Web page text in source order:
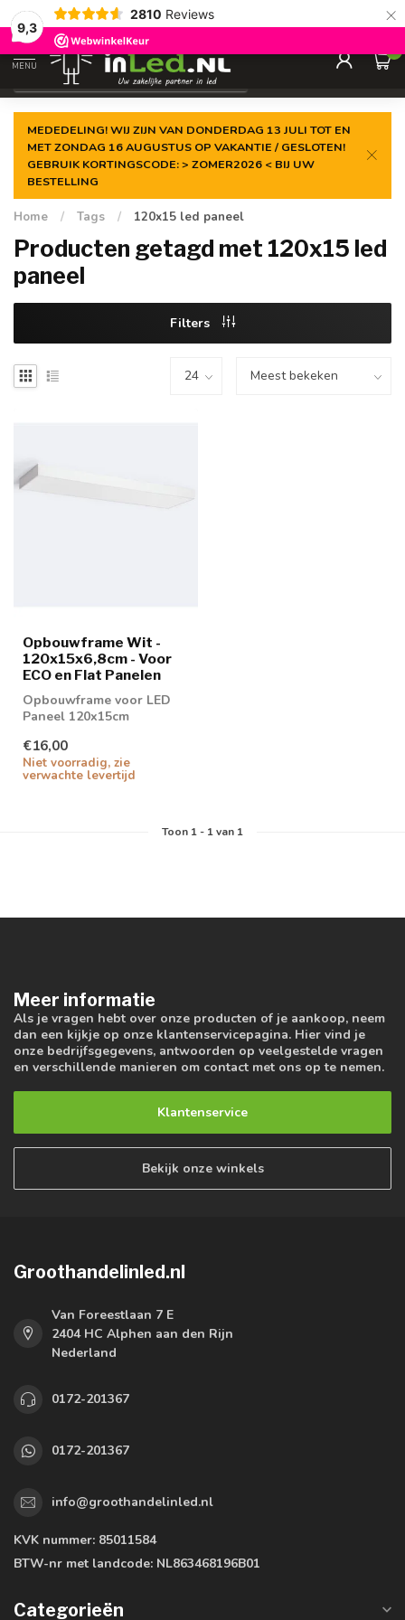
9,3
2810 Reviews ×
Gegarandeerde delaagste prijs
MENU
0
MEDEDELING! WIJ ZIJN VAN DONDERDAG 13 JULI TOT EN
MET ZONDAG 16 AUGUSTUS OP VAKANTIE / GESLOTEN!
GEBRUIK KORTINGSCODE: > ZOMER2026 < BIJ UW
BESTELLING
Home / Tags / 120x15 led paneel
Producten getagd met 120x15 led
paneel
Filters
Opbouwframe Wit -
120x15x6,8cm - Voor
ECO en Flat Panelen
Opbouwframe voor LED
Paneel 120x15cm
€16,00
Niet voorradig, zie
verwachte levertijd
Toon 1- 1van 1
Meer informatie
Als je vragen hebt over onze producten of je aankoop, neem
dan een kijkje op onze klantenservicepagina. Hier vind je
onze bedrijfsgegevens, antwoorden op veelgestelde vragen
en verschillende manieren om contact met ons op te nemen.
Klantenservice
Bekijk onze winkels
Groothandelinled.nl
Van Foreestlaan 7 E
2404 HC Alphen aan den Rijn
Nederland
0172-201367
0172-201367
info@groothandelinled.nl
KVK nummer: 85011584
BTW-nr met landcode: NL863468196B01
Categorieën